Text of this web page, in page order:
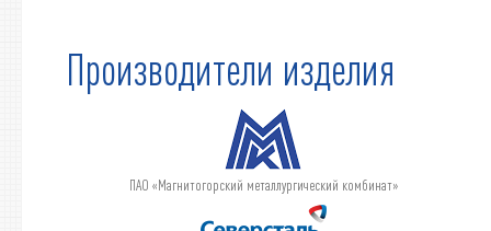
Производители изделия
ПАО «Магнитогорский металлургический комбинат»